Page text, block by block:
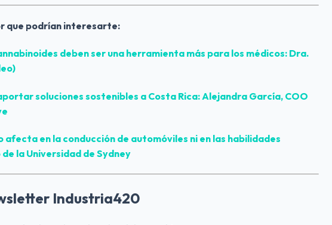
que podrían interesarte:
deben ser una herramienta más para los médicos: Dra.
soluciones sostenibles a Costa Rica: Alejandra García, COO
afecta en la conducción de automóviles ni en las habilidades
la Universidad de Sydney
Industria420